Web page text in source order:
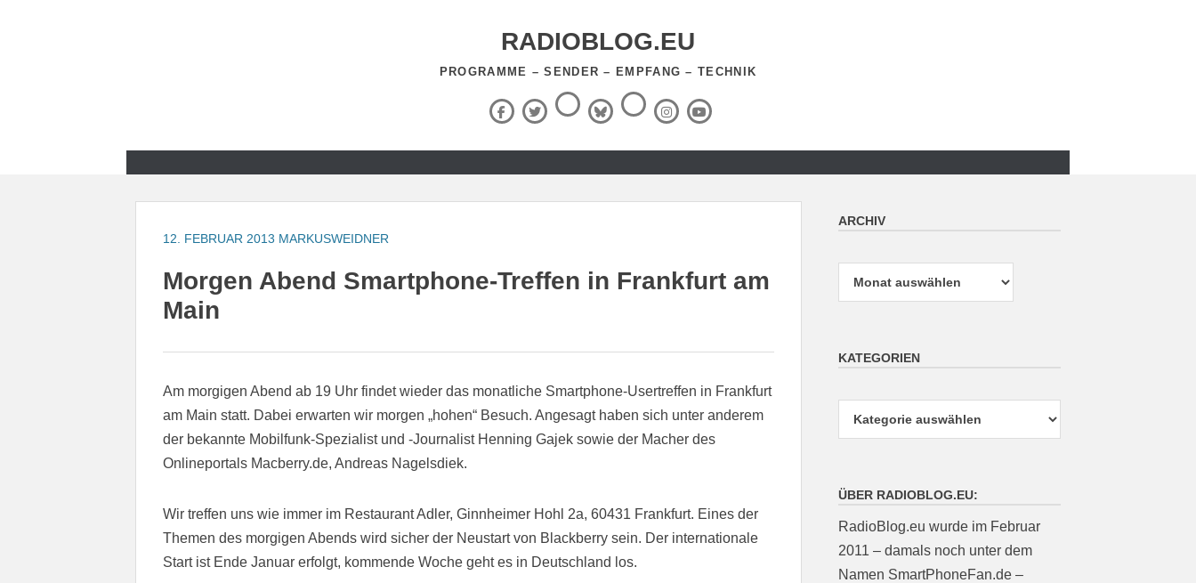
RADIOBLOG.EU
PROGRAMME – SENDER – EMPFANG – TECHNIK
Facebook
X
(Twitter)
ThreadsBlueSky
RSS-
Feed InstagramYouTube
12. FEBRUAR 2013 MARKUSWEIDNER
Morgen Abend Smartphone-Treffen in Frankfurt am
Main
Am morgigen Abend ab 19 Uhr findet wieder das monatliche Smartphone-Usertreffen in Frankfurt
am Main statt. Dabei erwarten wir morgen „hohen“ Besuch. Angesagt haben sich unter anderem
der bekannte Mobilfunk-Spezialist und -Journalist Henning Gajek sowie der Macher des
Onlineportals Macberry.de, Andreas Nagelsdiek.
Wir treffen uns wie immer im Restaurant Adler, Ginnheimer Hohl 2a, 60431 Frankfurt. Eines der
Themen des morgigen Abends wird sicher der Neustart von Blackberry sein. Der internationale
Start ist Ende Januar erfolgt, kommende Woche geht es in Deutschland los.
ARCHIV
KATEGORIEN
ÜBER RADIOBLOG.EU:
RadioBlog.eu wurde im Februar
2011 – damals noch unter dem
Namen SmartPhoneFan.de –